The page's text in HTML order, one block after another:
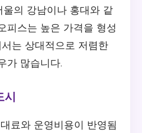
울의 강남이나 홍대와 같
피스는 높은 가격을 형성
는 상대적으로 저렴한
가 많습니다.
시
료와 운영비용이 반영됨